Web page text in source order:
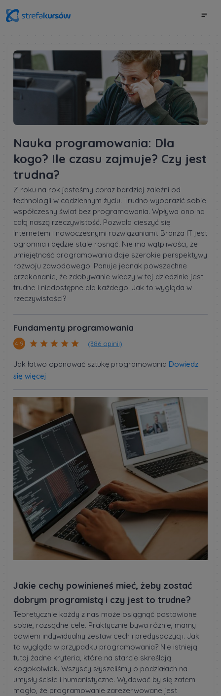
Nauka programowania: Dla
kogo? Ile czasu zajmuje? Czy jest
trudna?
Z roku na rok jesteśmy coraz bardziej zależni od
technologii w codziennym życiu. Trudno wyobrazić sobie
współczesny świat bez programowania. Wpływa ono na
całą naszą rzeczywistość. Pozwala cieszyć się
Internetem i nowoczesnymi rozwiązaniami. Branża IT jest
ogromna i będzie stale rosnąć. Nie ma wątpliwości, że
umiejętność programowania daje szerokie perspektywy
rozwoju zawodowego. Panuje jednak powszechne
przekonanie, że zdobywanie wiedzy w tej dziedzinie jest
trudne i niedostępne dla każdego. Jak to wygląda w
rzeczywistości?
Fundamenty programowania
4.9 (386 opinii)
Jak łatwo opanować sztukę programowania Dowiedz
się więcej
Jakie cechy powinieneś mieć, żeby zostać
dobrym programistą i czy jest to trudne?
Teoretycznie każdy z nas może osiągnąć postawione
sobie, rozsądne cele. Praktycznie bywa różnie, mamy
bowiem indywidualny zestaw cech i predyspozycji. Jak
to wygląda w przypadku programowania? Nie istnieją
tutaj żadne kryteria, które na starcie skreślają
kogokolwiek. Wszyscy słyszeliśmy o podziałach na
umysły ścisłe i humanistyczne. Wydawać by się zatem
mogło, że programowanie zarezerwowane jest